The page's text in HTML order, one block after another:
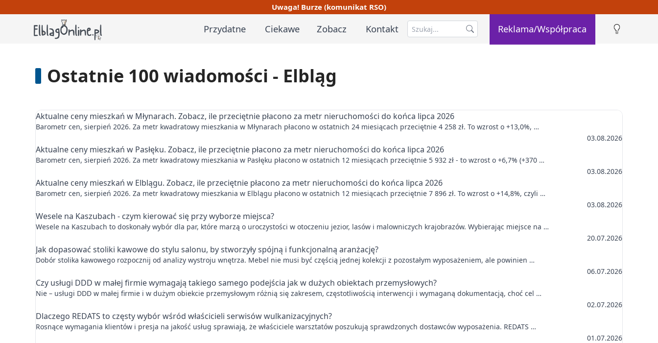
Uwaga! Burze (komunikat RSO)
Przydatne Ciekawe Zobacz Kontakt Reklama/Współpraca
Ostatnie 100 wiadomości - Elbląg
Aktualne ceny mieszkań w Młynarach. Zobacz, ile przeciętnie płacono za metr nieruchomości do końca lipca 2026
Barometr cen, sierpień 2026. Za metr kwadratowy mieszkania w Młynarach płacono w ostatnich 24 miesiącach przeciętnie 4 258 zł. To wzrost o +13,0%, …
03.08.2026
Aktualne ceny mieszkań w Pasłęku. Zobacz, ile przeciętnie płacono za metr nieruchomości do końca lipca 2026
Barometr cen, sierpień 2026. Za metr kwadratowy mieszkania w Pasłęku płacono w ostatnich 12 miesiącach przeciętnie 5 932 zł - to wzrost o +6,7% (+370 …
03.08.2026
Aktualne ceny mieszkań w Elblągu. Zobacz, ile przeciętnie płacono za metr nieruchomości do końca lipca 2026
Barometr cen, sierpień 2026. Za metr kwadratowy mieszkania w Elblągu płacono w ostatnich 12 miesiącach przeciętnie 7 896 zł. To wzrost o +14,8%, czyli …
03.08.2026
Wesele na Kaszubach - czym kierować się przy wyborze miejsca?
Wesele na Kaszubach to doskonały wybór dla par, które marzą o uroczystości w otoczeniu jezior, lasów i malowniczych krajobrazów. Wybierając miejsce na …
20.07.2026
Jak dopasować stoliki kawowe do stylu salonu, by stworzyły spójną i funkcjonalną aranżację?
Dobór stolika kawowego rozpocznij od analizy wystroju wnętrza. Mebel nie musi być częścią jednej kolekcji z pozostałym wyposażeniem, ale powinien …
06.07.2026
Czy usługi DDD w małej firmie wymagają takiego samego podejścia jak w dużych obiektach przemysłowych?
Nie – usługi DDD w małej firmie i w dużym obiekcie przemysłowym różnią się zakresem, częstotliwością interwencji i wymaganą dokumentacją, choć cel …
02.07.2026
Dlaczego REDATS to częsty wybór wśród właścicieli serwisów wulkanizacyjnych?
Rosnące wymagania klientów i presja na jakość usług sprawiają, że właściciele warsztatów poszukują sprawdzonych dostawców wyposażenia. REDATS …
01.07.2026